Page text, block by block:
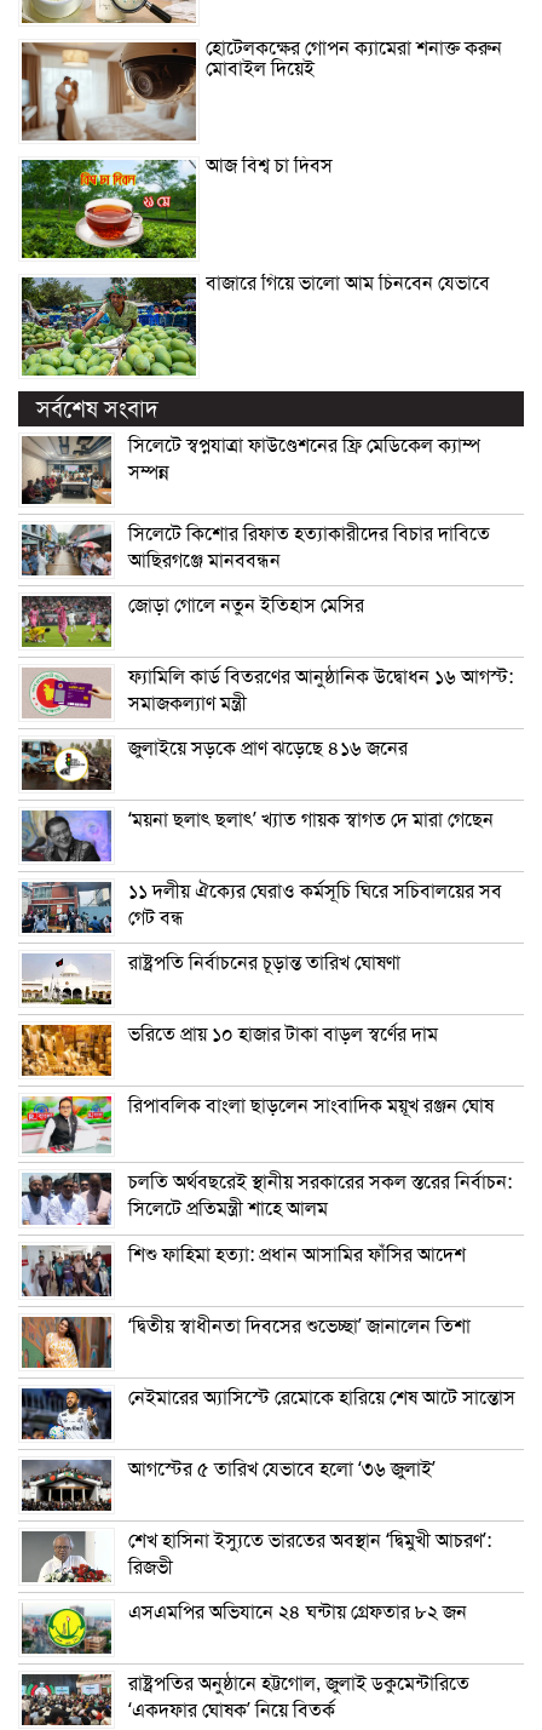
হোটেলকক্ষের গোপন ক্যামেরা শনাক্ত করুন
মোবাইল দিয়েই
আজ বিশ্ব চা দিবস
বাজারে গিয়ে ভালো আম চিনবেন যেভাবে
সর্বশেষ সংবাদ
সিলেটে স্বপ্নযাত্রা ফাউণ্ডেশনের ফ্রি মেডিকেল ক্যাম্প
সম্পন্ন
সিলেটে কিশোর রিফাত হত্যাকারীদের বিচার দাবিতে
আছিরগঞ্জে মানববন্ধন
জোড়া গোলে নতুন ইতিহাস মেসির
ফ্যামিলি কার্ড বিতরণের আনুষ্ঠানিক উদ্বোধন ১৬ আগস্ট:
সমাজকল্যাণ মন্ত্রী
জুলাইয়ে সড়কে প্রাণ ঝড়েছে ৪১৬ জনের
‘ময়না ছলাৎ ছলাৎ’ খ্যাত গায়ক স্বাগত দে মারা গেছেন
১১ দলীয় ঐক্যের ঘেরাও কর্মসূচি ঘিরে সচিবালয়ের সব
গেট বন্ধ
রাষ্ট্রপতি নির্বাচনের চূড়ান্ত তারিখ ঘোষণা
ভরিতে প্রায় ১০ হাজার টাকা বাড়ল স্বর্ণের দাম
রিপাবলিক বাংলা ছাড়লেন সাংবাদিক ময়ূখ রঞ্জন ঘোষ
চলতি অর্থবছরেই স্থানীয় সরকারের সকল স্তরের নির্বাচন:
সিলেটে প্রতিমন্ত্রী শাহে আলম
শিশু ফাহিমা হত্যা: প্রধান আসামির ফাঁসির আদেশ
‘দ্বিতীয় স্বাধীনতা দিবসের শুভেচ্ছা’ জানালেন তিশা
নেইমারের অ্যাসিস্টে রেমোকে হারিয়ে শেষ আটে সান্তোস
আগস্টের ৫ তারিখ যেভাবে হলো ‘৩৬ জুলাই’
শেখ হাসিনা ইস্যুতে ভারতের অবস্থান ‘দ্বিমুখী আচরণ’:
রিজভী
এসএমপির অভিযানে ২৪ ঘন্টায় গ্রেফতার ৮২ জন
রাষ্ট্রপতির অনুষ্ঠানে হট্টগোল, জুলাই ডকুমেন্টারিতে
‘একদফার ঘোষক’ নিয়ে বিতর্ক